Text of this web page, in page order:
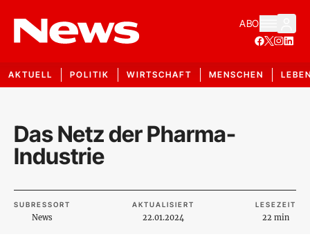
ABO
AKTUELL POLITIK WIRTSCHAFT MENSCHEN
Das Netz der Pharma-
Industrie
SUBRESSORT
News
AKTUALISIERT
22.01.2024
LESEZEIT
22 min